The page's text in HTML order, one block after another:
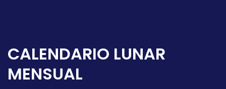
CALENDARIO LUNAR
MENSUAL